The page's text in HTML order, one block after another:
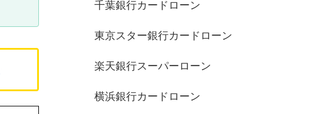
千葉銀行カードローン
東京スター銀行カードローン
楽天銀行スーパーローン
横浜銀行カードローン